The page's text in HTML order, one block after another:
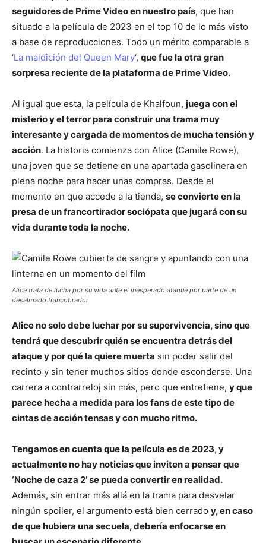
seguidores de Prime Video en nuestro país, que han
situado a la película de 2023 en el top 10 de lo más visto
a base de reproducciones. Todo un mérito comparable a
‘La maldición del Queen Mary‘, que fue la otra gran
sorpresa reciente de la plataforma de Prime Video.
Al igual que esta, la película de Khalfoun, juega con el
misterio y el terror para construir una trama muy
interesante y cargada de momentos de mucha tensión y
acción. La historia comienza con Alice (Camile Rowe),
una joven que se detiene en una apartada gasolinera en
plena noche para hacer unas compras. Desde el
momento en que accede a la tienda, se convierte en la
presa de un francortirador sociópata que jugará con su
vida durante toda la noche.
Alice trata de lucha por su vida ante el inesperado ataque por parte de un
desalmado francotirador
Alice no solo debe luchar por su supervivencia, sino que
tendrá que descubrir quién se encuentra detrás del
ataque y por qué la quiere muerta sin poder salir del
recinto y sin tener muchos sitios donde esconderse. Una
carrera a contrarreloj sin más, pero que entretiene, y que
parece hecha a medida para los fans de este tipo de
cintas de acción tensas y con mucho ritmo.
Tengamos en cuenta que la película es de 2023, y
actualmente no hay noticias que inviten a pensar que
‘Noche de caza 2’ se pueda convertir en realidad.
Además, sin entrar más allá en la trama para desvelar
ningún spoiler, el argumento está bien cerrado y, en caso
de que hubiera una secuela, debería enfocarse en